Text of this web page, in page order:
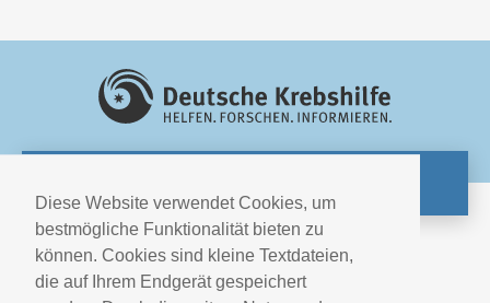
Diese Website verwendet Cookies, um
bestmögliche Funktionalität bieten zu
können. Cookies sind kleine Textdateien,
die auf Ihrem Endgerät gespeichert
Impressum